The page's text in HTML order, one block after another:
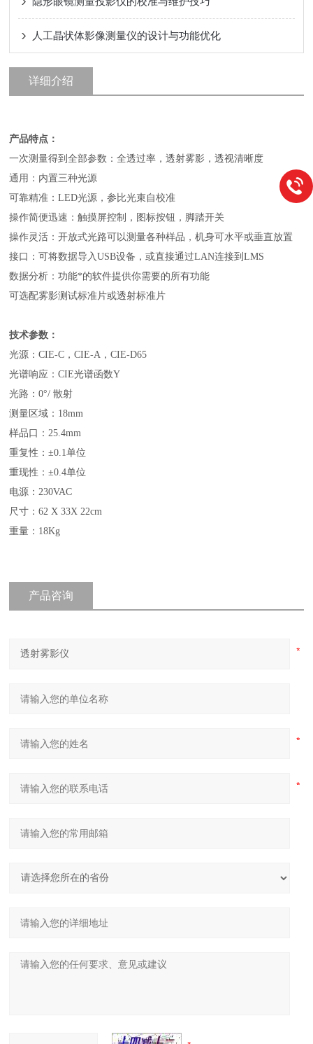
人工晶状体影像测量仪的设计与功能优化
详细介绍
产品特点：
一次测量得到全部参数：全透过率，透射雾影，透视清晰度
通用：内置三种光源
可靠精准：LED光源，参比光束自校准
操作简便迅速：触摸屏控制，图标按钮，脚踏开关
操作灵活：开放式光路可以测量各种样品，机身可水平或垂直放置
接口：可将数据导入USB设备，或直接通过LAN连接到LMS
数据分析：功能*的软件提供你需要的所有功能
可选配雾影测试标准片或透射标准片
技术参数：
光源：CIE-C，CIE-A，CIE-D65
光谱响应：CIE光谱函数Y
光路：0°/ 散射
测量区域：18mm
样品口：25.4mm
重复性：±0.1单位
重现性：±0.4单位
电源：230VAC
尺寸：62 X 33X 22cm
重量：18Kg
产品咨询